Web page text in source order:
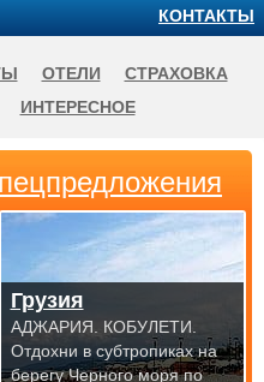
Грузия
АДЖАРИЯ. КОБУЛЕТИ.
Отдохни в субтропиках на
берегу Черного моря по
КОНТАКТЫ
ОТЕЛИ
СТРАХОВКА
ИНТЕРЕСНОЕ